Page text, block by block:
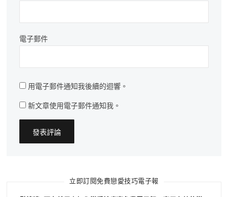
電子郵件
用電子郵件通知我後續的迴響。
新文章使用電子郵件通知我。
立即訂閱免費戀愛技巧電子報